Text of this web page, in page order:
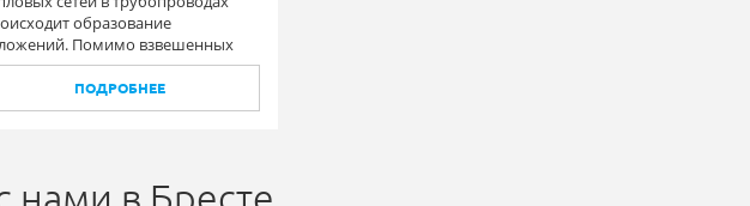
образование
Помимо взвешенных
образуются и твердые
на стенках
ПОДРОБНЕЕ